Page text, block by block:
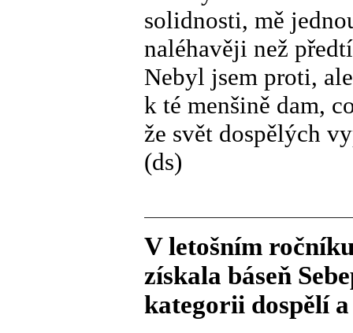
solidnosti, mě
naléhavěji než
Nebyl jsem proti,
k té menšině dam,
že svět dospělých
(ds)
V letošním
získala báseň
kategorii dospělí